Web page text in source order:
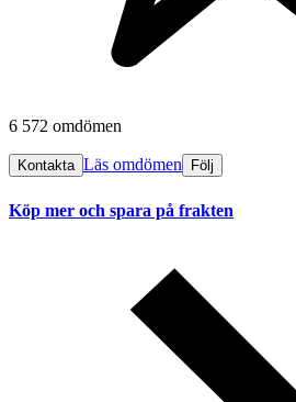
6 572 omdömen
Kontakta Läs omdömen Följ
Köp mer och spara på frakten